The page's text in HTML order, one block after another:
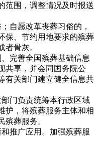
范围，调整情况及时报送
自愿改革丧葬习俗的，
保、节约用地要求的殡葬
者骨灰。
完善全国殡葬基础信息
共享，并会同国务院公
有关部门建立健全信息共
门负责统筹本行政区域
护，将殡葬服务主体和相
殡葬服务。
推广应用。加强殡葬服